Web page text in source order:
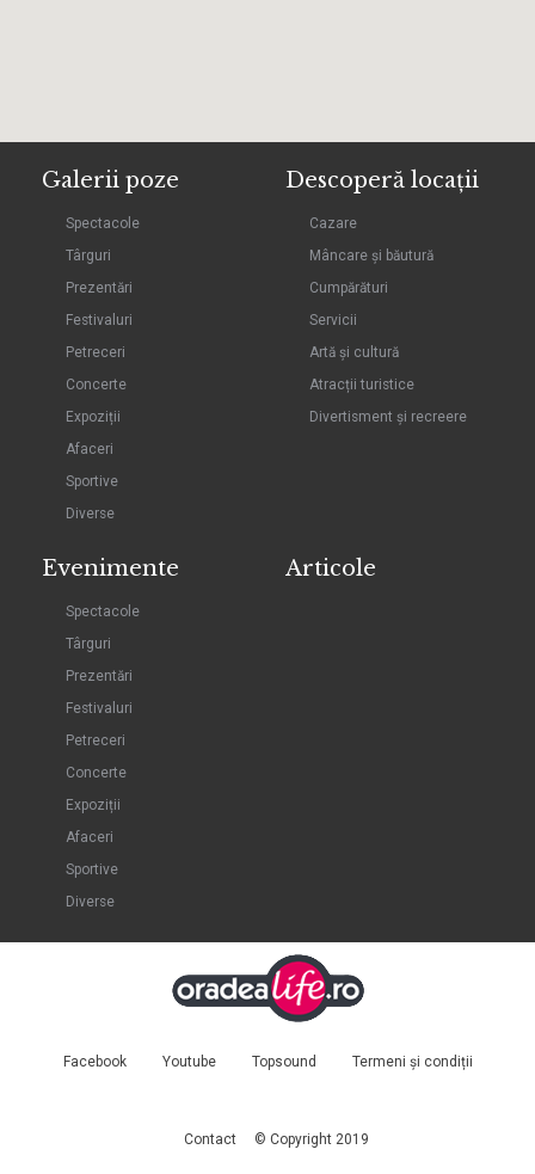
Galerii poze
Spectacole
Târguri
Prezentări
Festivaluri
Petreceri
Concerte
Expoziții
Afaceri
Sportive
Diverse
Descoperă locații
Cazare
Mâncare și băutură
Cumpărături
Servicii
Artă și cultură
Atracții turistice
Divertisment și recreere
Evenimente
Spectacole
Târguri
Prezentări
Festivaluri
Petreceri
Concerte
Expoziții
Afaceri
Sportive
Diverse
Articole
Facebook Youtube Topsound Termeni și condiții
Contact © Copyright 2019